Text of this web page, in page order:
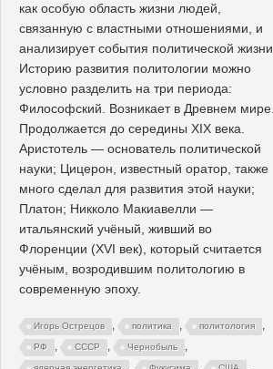
как особую область жизни людей,
связанную с властными отношениями, и
анализирует события политической жизни.
Историю развития политологии можно
условно разделить на три периода:
Философский. Возникает в Древнем мире.
Продолжается до середины XIX века.
Аристотель — основатель политической
науки; Цицерон, известный оратор, также
много сделал для развития этой науки;
Платон; Никколо Макиавелли —
итальянский учёный, живший во
Флоренции (XVI век), который считается
учёным, возродившим политологию в
современную эпоху.
Игорь Острецов , политика , политология ,
РФ , СССР , Чернобыль ,